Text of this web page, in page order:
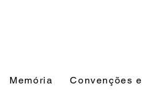
Memória Convenções